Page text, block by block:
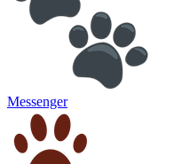
Messenger